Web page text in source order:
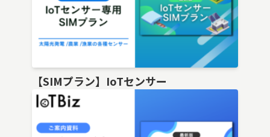
【SIMプラン】IoTセンサー